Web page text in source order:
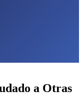
a Otras